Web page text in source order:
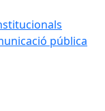
pública